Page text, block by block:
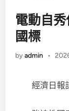
電動自
國標
byadmin •
經濟日報